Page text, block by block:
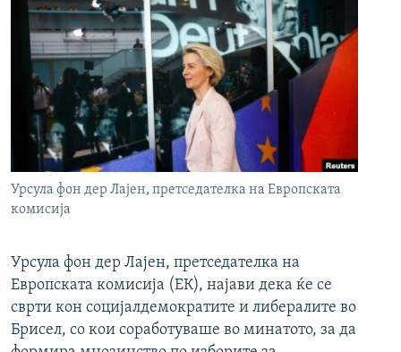
СЛЕДЕТЕ НЕ
РСЕ веб страници
Урсула фон дер Лајен, претседателка на Европската
комисија
Урсула фон дер Лајен, претседателка на
Европската комисија (ЕК), најави дека ќе се
сврти кон социјалдемократите и либералите во
Брисел, со кои соработуваше во минатото, за да